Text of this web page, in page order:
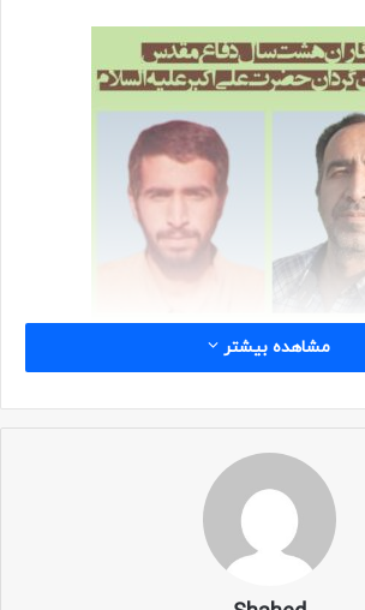
دعوت به جمع آوری سوابق گردان حضرت علی
یادگاری قدیمی، تهیه شده است.
مشاهده بیشتر